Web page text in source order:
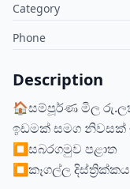
Category
Phone
Description
🏠️සම්පූර්ණ මිල
ඉඩමක් සමග
⏹සබරගමුව පළාත
⏹️කෑගල්ල දිස්ත්‍රික්කය